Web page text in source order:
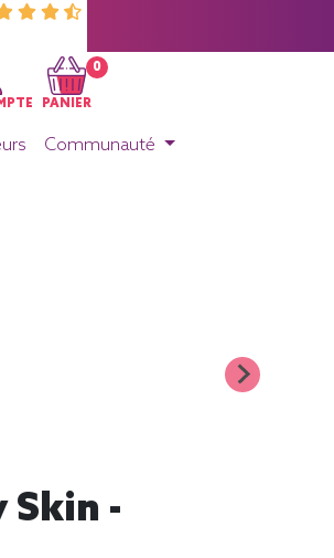
0
PANIER
Communauté
Skin -